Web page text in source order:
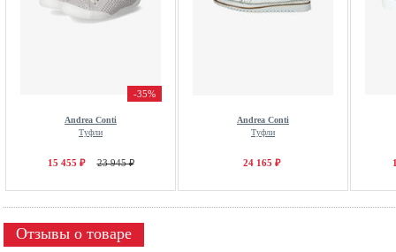
-35%
Andrea Conti
Туфли
15 455 ₽ 23 945 ₽
Andrea Conti
Туфли
24 165 ₽
Отзывы о товаре